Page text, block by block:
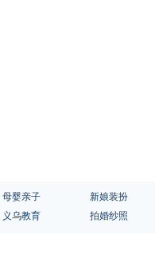
母婴亲子 新娘装扮
义乌教育 拍婚纱照